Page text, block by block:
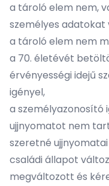
a tároló elem nem,
személyes adatokat
a tároló elem nem
a 70. életévét
érvényességi idejű
igényel,
a személyazonosító
ujjnyomatot nem
szeretné
családi állapot
megváltozott és